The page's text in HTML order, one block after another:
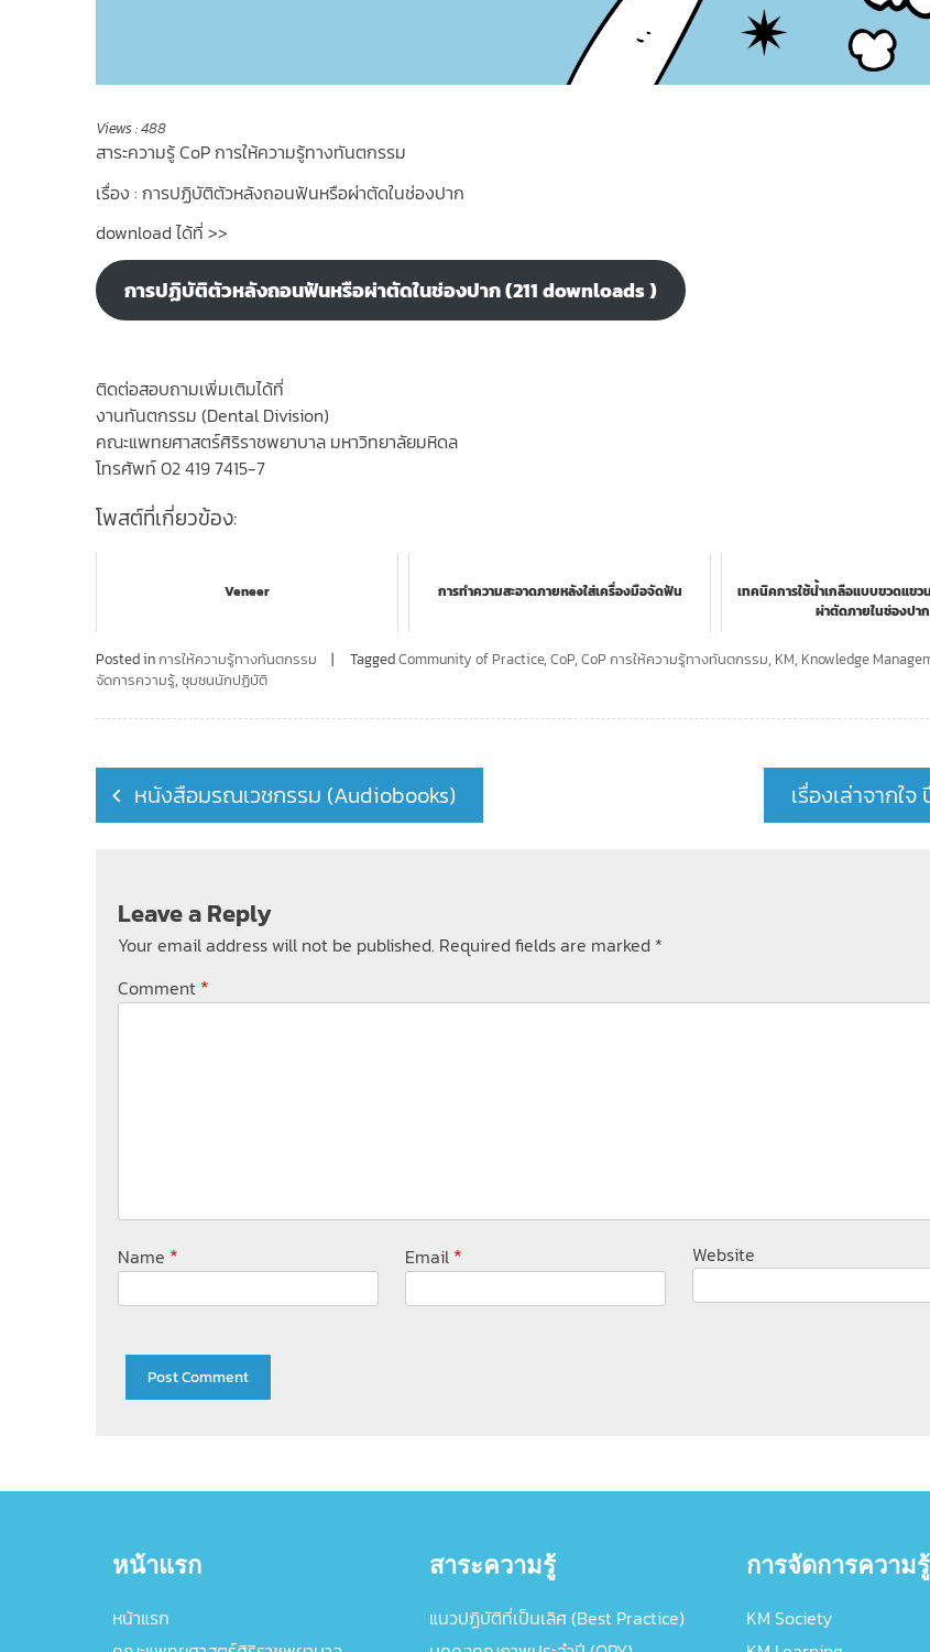
Views :488
สาระความรู้ CoP การให้ความรู้ทางทันตกรรม
เรื่อง : การปฏิบัติตัวหลังถอนฟันหรือผ่าตัดในช่องปาก
download ได้ที่ >>
การปฏิบัติตัวหลังถอนฟันหรือผ่าตัดในช่องปาก (211 downloads )
ติดต่อสอบถามเพิ่มเติมได้ที่
งานทันตกรรม (Dental Division)
คณะแพทยศาสตร์ศิริราชพยาบาล มหาวิทยาลัยมหิดล
โทรศัพท์ 02 419 7415-7
โพสต์ที่เกี่ยวข้อง:
Veneer การทำความสะอาดภายหลังใส่เครื่องมือจัดฟัน
เทคนิคการใช้น้ำเกลือแบบขวดแขว
ผ่าตัดภายในช่องปาก
Posted inการให้ความรู้ทางทันตกรรม TaggedCommunity of Practice, CoP, CoP การให้ความรู้ทางทันตกรรม, KM, Knowledge
จัดการความรู้, ชุมชนนักปฏิบัติ
Post
navigation
หนังสือมรณเวชกรรม (Audiobooks) เรื่องเล่าจากใจ
Leave a Reply
Your email address will not be published. Required fields are marked *
Comment *
Name * Email * Website
หน้าแรก
หน้าแรก
สาระความรู้
แนวปฏิบัติที่เป็นเลิศ (Best Practice)
การจัดการความรู้
KM Society